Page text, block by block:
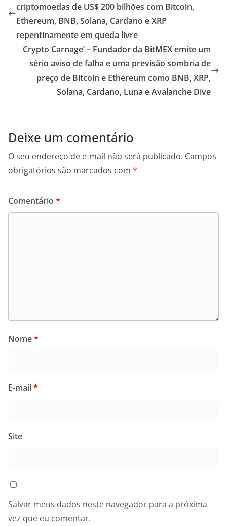
criptomoedas de US$ 200 bilhões com Bitcoin,
Ethereum, BNB, Solana, Cardano e XRP
repentinamente em queda livre
Crypto Carnage’ – Fundador da BitMEX emite um
sério aviso de falha e uma previsão sombria de
preço de Bitcoin e Ethereum como BNB, XRP,
Solana, Cardano, Luna e Avalanche Dive
Deixe um comentário
O seu endereço de e-mail não será publicado. Campos
obrigatórios são marcados com *
Comentário *
Nome*
E-mail*
Site
Salvar meus dados neste navegador para a próxima
vez que eu comentar.